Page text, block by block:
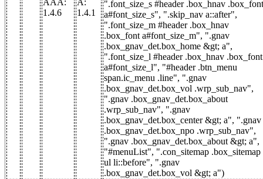
AAA:
1.4.6
A:
1.4.1
".font_size_s #header .box_hnav .box_font
a#font_size_s", ".skip_nav a::after",
".font_size_m #header .box_hnav
.box_font a#font_size_m", ".gnav
.box_gnav_det.box_home &gt; a",
".font_size_l #header .box_hnav .box_font
a#font_size_l", "#header .btn_menu
span.ic_menu .line", ".gnav
.box_gnav_det.box_vol .wrp_sub_nav",
".gnav .box_gnav_det.box_about
.wrp_sub_nav", ".gnav
.box_gnav_det.box_center &gt; a", ".gnav
.box_gnav_det.box_npo .wrp_sub_nav",
".gnav .box_gnav_det.box_about &gt; a",
"#menuList", ".con_sitemap .box_sitemap
ul li::before", ".gnav
.box_gnav_det.box_vol &gt; a")